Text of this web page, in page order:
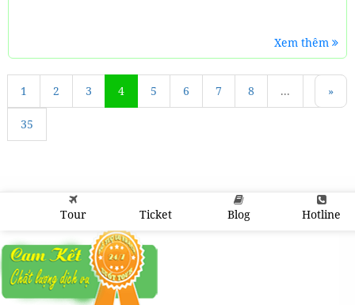
Xem thêm
«
1 2 3 4 5 6 7 8 ...
35
»
Tour Ticket Blog Hotline